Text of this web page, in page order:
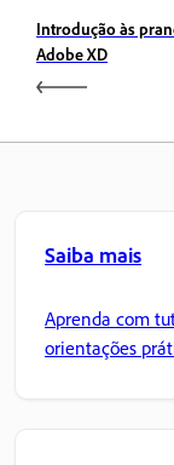
Introdução às
Adobe XD
Saiba mais
Aprenda com
orientações